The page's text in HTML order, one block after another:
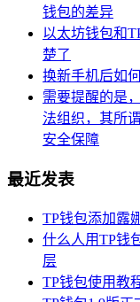
钱包的差异
以太坊钱包和
楚了
换新手机后如
需要提醒的是
法组织，其所
安全保障
最近发表
TP钱包添加露
什么人用TP钱
层
TP钱包使用教